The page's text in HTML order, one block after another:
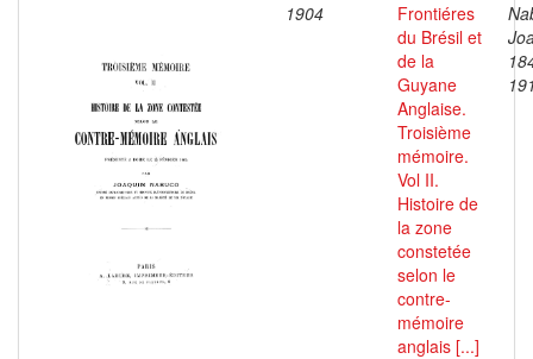
1904
Frontiéres
du Brésil et
de la
Guyane
Anglaise.
Troisième
mémoire.
Vol II.
Histoire de
la zone
constetée
selon le
contre-
mémoire
anglais [...]